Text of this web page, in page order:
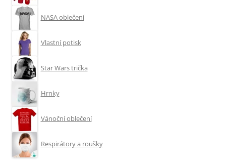
NASA oblečení
Vlastní potisk
Star Wars trička
Hrnky
Vánoční oblečení
Respirátory a roušky